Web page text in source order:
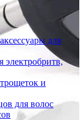
для
электробритв,
и
для волос